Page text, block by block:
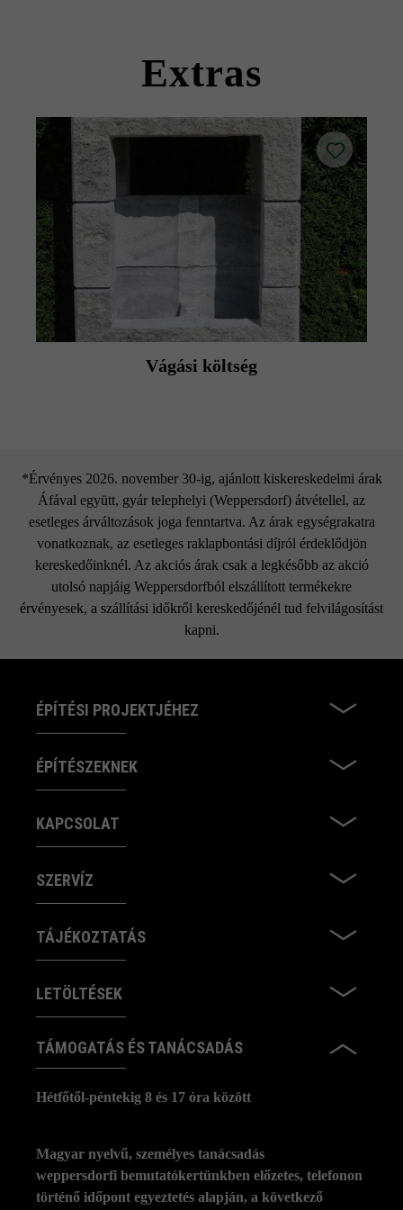
Extras
Vágási költség
*Érvényes 2026. november 30-ig, ajánlott kiskereskedelmi árak
Áfával együtt, gyár telephelyi (Weppersdorf) átvétellel, az
esetleges árváltozások joga fenntartva. Az árak egységrakatra
vonatkoznak, az esetleges raklapbontási díjról érdeklődjön
kereskedőinknél. Az akciós árak csak a legkésőbb az akció
utolsó napjáig Weppersdorfból elszállított termékekre
érvényesek, a szállítási időkről kereskedőjénél tud felvilágosítást
kapni.
ÉPÍTÉSI PROJEKTJÉHEZ
ÉPÍTÉSZEKNEK
KAPCSOLAT
SZERVÍZ
TÁJÉKOZTATÁS
LETÖLTÉSEK
TÁMOGATÁS ÉS TANÁCSADÁS
Hétfőtől-péntekig 8 és 17 óra között
Magyar nyelvű, személyes tanácsadás
weppersdorfi bemutatókertünkben előzetes, telefonon
történő időpont egyeztetés alapján, a következő